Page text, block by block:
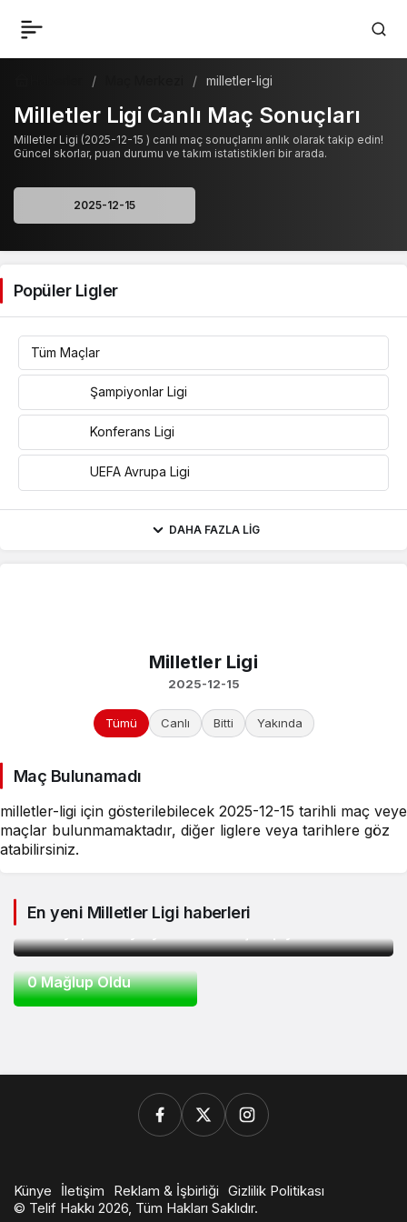
milletler-ligi
Milletler Ligi Canlı Maç Sonuçları
Milletler Ligi (2025-12-15 ) canlı maç sonuçlarını anlık olarak takip edin!
Güncel skorlar, puan durumu ve takım istatistikleri bir arada.
Popüler Ligler
Tüm Maçlar
Şampiyonlar Ligi
Konferans Ligi
UEFA Avrupa Ligi
DAHA FAZLA LIG
Milletler Ligi
2025-12-15
Tümü Canlı Bitti Yakında
Maç Bulunamadı
milletler-ligi için gösterilebilecek 2025-12-15 tarihli maç veye
maçlar bulunmamaktadır, diğer liglere veya tarihlere göz
atabilirsiniz.
En yeni Milletler Ligi haberleri
Filenin Sultanları VNL’de Yeniden Zirvede!
Spor 1 yıl önce
Filenin Sultanları
VNL’de Sırbistan’a 3-
0 Mağlup Oldu
Künye İletişim Reklam & İşbirliği Gizlilik Politikası
© Telif Hakkı 2026, Tüm Hakları Saklıdır.